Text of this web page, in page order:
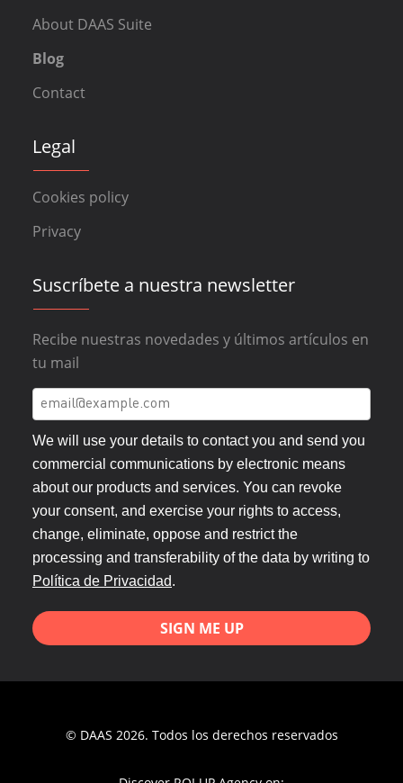
About DAAS Suite
Blog
Contact
Legal
Cookies policy
Privacy
Suscríbete a nuestra newsletter
Recibe nuestras novedades y últimos artículos en
tu mail
We will use your details to contact you and send you
commercial communications by electronic means
about our products and services. You can revoke
your consent, and exercise your rights to access,
change, eliminate, oppose and restrict the
processing and transferability of the data by writing to
Política de Privacidad.
SIGN ME UP
© DAAS 2026. Todos los derechos reservados